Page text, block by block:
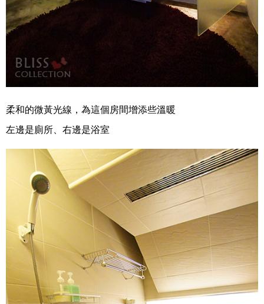
柔和的微黃光線，為這個房間增添些溫暖
左邊是廁所、右邊是浴室